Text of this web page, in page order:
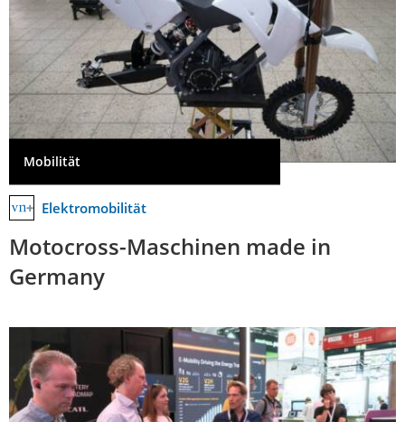
Mobilität
Elektromobilität
Motocross-Maschinen made in
Germany